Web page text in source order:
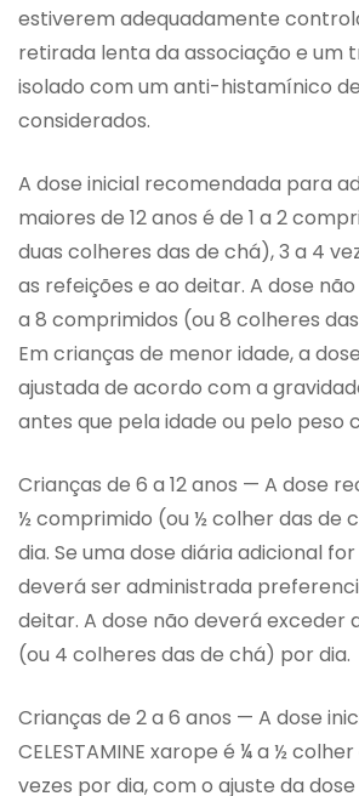
estiverem adequadamente
retirada lenta da associação e um
isolado com um anti-histamínico
considerados.
A dose inicial recomendada para
maiores de 12 anos é de 1 a 2
duas colheres das de chá), 3 a 4
as refeições e ao deitar. A dose
a 8 comprimidos (ou 8 colheres
Em crianças de menor idade, a
ajustada de acordo com a
antes que pela idade ou pelo peso
Crianças de 6 a 12 anos — A dose
½ comprimido (ou ½ colher das de
dia. Se uma dose diária adicional
deverá ser administrada
deitar. A dose não deverá exceder
(ou 4 colheres das de chá) por dia.
Crianças de 2 a 6 anos — A dose
CELESTAMINE xarope é ¼ a ½
vezes por dia, com o ajuste da